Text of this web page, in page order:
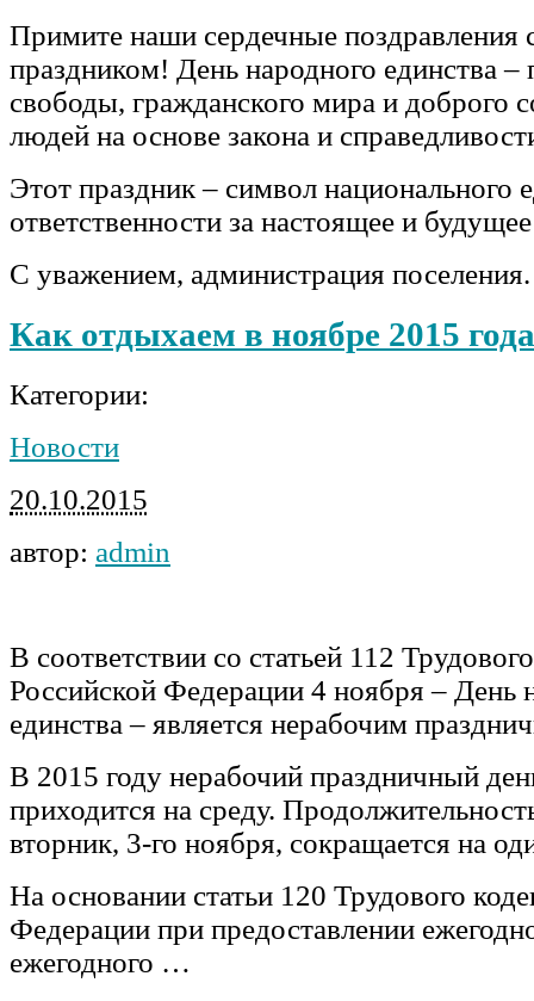
Примите наши сердечные поздравления
праздником! День народного единства –
свободы, гражданского мира и доброго
людей на основе закона и
Этот праздник – символ национального
ответственности за настоящее и
С уважением, администрация поселения.
Как отдыхаем в ноябре 2015 года
Категории:
Новости
20.10.2015
автор: admin
В соответствии со статьей 112
Российской Федерации 4 ноября – День
единства – является нерабочим
В 2015 году нерабочий праздничный
приходится на среду.
вторник, 3-го ноября, сокращается на
На основании статьи 120 Трудового
Федерации при предоставлении
ежегодного …